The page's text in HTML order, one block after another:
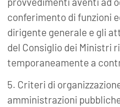
conferimento di funzioni
dirigente generale e gli
del Consiglio dei Ministri
temporaneamente a
5. Criteri di
amministrazioni